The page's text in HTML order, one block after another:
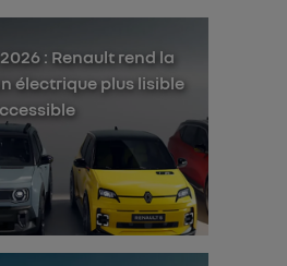
: Renault rend la
électrique plus lisible